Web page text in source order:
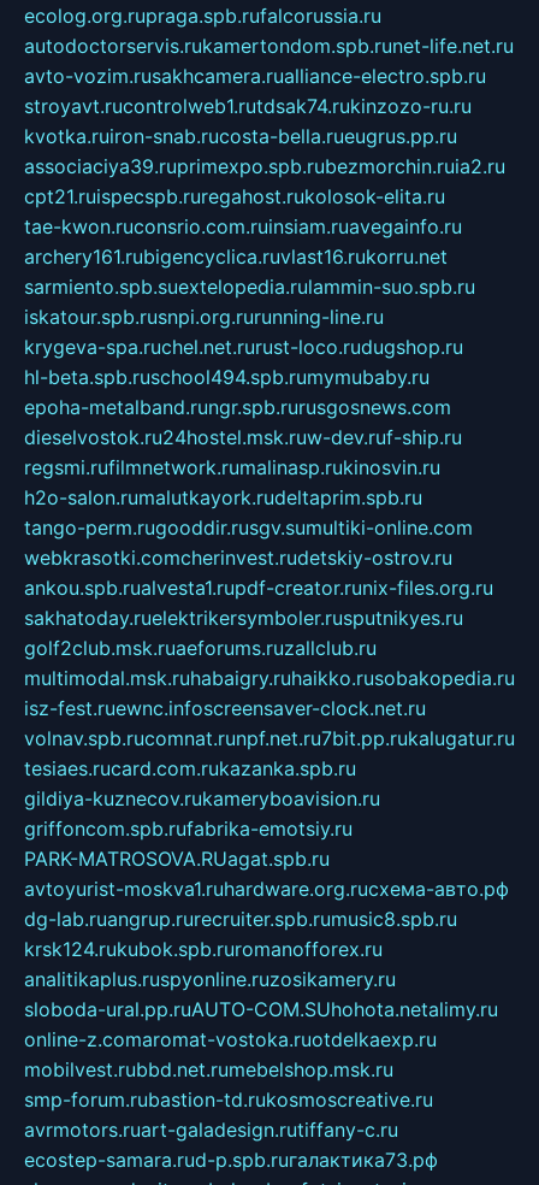
ecolog.org.rupraga.spb.rufalcorussia.ru
autodoctorservis.rukamertondom.spb.runet-life.net.ru
avto-vozim.rusakhcamera.rualliance-electro.spb.ru
stroyavt.rucontrolweb1.rutdsak74.rukinzozo-ru.ru
kvotka.ruiron-snab.rucosta-bella.rueugrus.pp.ru
associaciya39.ruprimexpo.spb.rubezmorchin.ruia2.ru
cpt21.ruispecspb.ruregahost.rukolosok-elita.ru
tae-kwon.ruconsrio.com.ruinsiam.ruavegainfo.ru
archery161.rubigencyclica.ruvlast16.rukorru.net
sarmiento.spb.suextelopedia.rulammin-suo.spb.ru
iskatour.spb.rusnpi.org.rurunning-line.ru
krygeva-spa.ruchel.net.rurust-loco.rudugshop.ru
hl-beta.spb.ruschool494.spb.rumymubaby.ru
epoha-metalband.rungr.spb.rurusgosnews.com
dieselvostok.ru24hostel.msk.ruw-dev.ruf-ship.ru
regsmi.rufilmnetwork.rumalinasp.rukinosvin.ru
h2o-salon.rumalutkayork.rudeltaprim.spb.ru
tango-perm.rugooddir.rusgv.sumultiki-online.com
webkrasotki.comcherinvest.rudetskiy-ostrov.ru
ankou.spb.rualvesta1.rupdf-creator.runix-files.org.ru
sakhatoday.ruelektrikersymboler.rusputnikyes.ru
golf2club.msk.ruaeforums.ruzallclub.ru
multimodal.msk.ruhabaigry.ruhaikko.rusobakopedia.ru
isz-fest.ruewnc.infoscreensaver-clock.net.ru
volnav.spb.rucomnat.runpf.net.ru7bit.pp.rukalugatur.ru
tesiaes.rucard.com.rukazanka.spb.ru
gildiya-kuznecov.rukameryboavision.ru
griffoncom.spb.rufabrika-emotsiy.ru
PARK-MATROSOVA.RUagat.spb.ru
avtoyurist-moskva1.ruhardware.org.ruсхема-авто.рф
dg-lab.ruangrup.rurecruiter.spb.rumusic8.spb.ru
krsk124.rukubok.spb.ruromanofforex.ru
analitikaplus.ruspyonline.ruzosikamery.ru
sloboda-ural.pp.ruAUTO-COM.SUhohota.netalimy.ru
online-z.comaromat-vostoka.ruotdelkaexp.ru
mobilvest.rubbd.net.rumebelshop.msk.ru
smp-forum.rubastion-td.rukosmoscreative.ru
avrmotors.ruart-galadesign.rutiffany-c.ru
ecostep-samara.rud-p.spb.ruгалактика73.рф